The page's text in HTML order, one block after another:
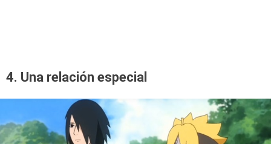
4. Una relación especial